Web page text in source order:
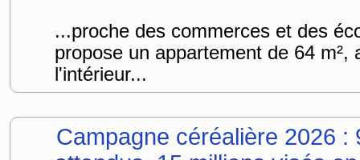
...proche des commerces et des
propose un appartement de 64 m²,
l'intérieur...
Campagne céréalière 2026 :